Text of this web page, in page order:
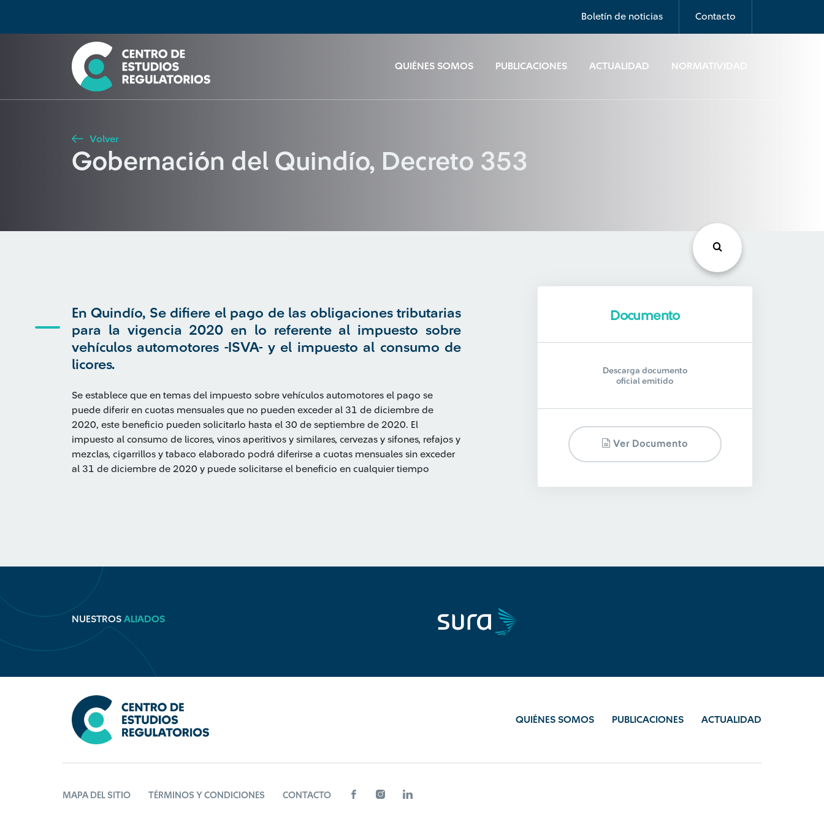
Boletín de noticias Contacto
QUIÉNES SOMOS PUBLICACIONES ACTUALIDAD NORMATIVIDAD
Seleccione país
Buscar
Volver
Gobernación del Quindío, Decreto 353
En Quindío, Se difiere el pago de las obligaciones tributarias
para la vigencia 2020 en lo referente al impuesto sobre
vehículos automotores -ISVA- y el impuesto al consumo de
licores.
Se establece que en temas del impuesto sobre vehículos automotores el pago se
puede diferir en cuotas mensuales que no pueden exceder al 31 de diciembre de
2020, este beneficio pueden solicitarlo hasta el 30 de septiembre de 2020. El
impuesto al consumo de licores, vinos aperitivos y similares, cervezas y sifones, refajos y
mezclas, cigarrillos y tabaco elaborado podrá diferirse a cuotas mensuales sin exceder
al 31 de diciembre de 2020 y puede solicitarse el beneficio en cualquier tiempo
Documento
Descarga documento
oficial emitido
Ver Documento
NUESTROS ALIADOS
QUIÉNES SOMOS PUBLICACIONES ACTUALIDAD
MAPA DEL SITIO TÉRMINOS Y CONDICIONES CONTACTO